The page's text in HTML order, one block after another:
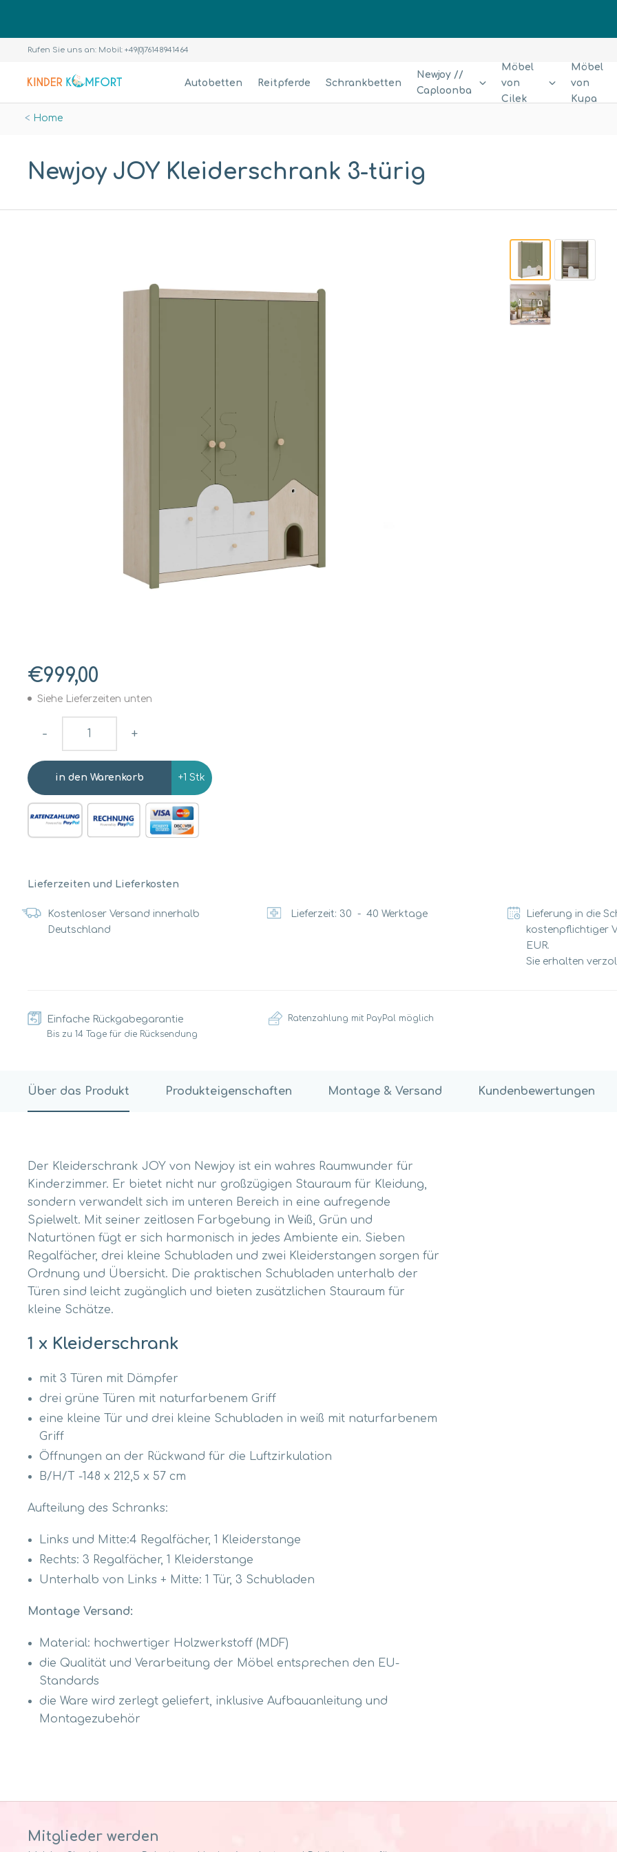
Rufen Sie uns an: Mobil: +49(0)76148941464
Autobetten Reitpferde Schrankbetten
Newjoy //
Caploonba
Möbel
von
Cilek
Möbel
von
Kupa
Home
Newjoy JOY Kleiderschrank 3-türig
€999,00
Siehe Lieferzeiten unten
- +
+1 Stk
Lieferzeiten und Lieferkosten
Kostenloser Versand innerhalb
Deutschland
Lieferzeit: 30 - 40 Werktage
Lieferung in die
kostenpflichtiger
EUR.
Sie erhalten
Einfache Rückgabegarantie
Bis zu 14 Tage für die Rücksendung
Ratenzahlung mit PayPal möglich
Über das Produkt
Der Kleiderschrank JOY von Newjoy ist ein wahres Raumwunder für
Kinderzimmer. Er bietet nicht nur großzügigen Stauraum für Kleidung,
sondern verwandelt sich im unteren Bereich in eine aufregende
Spielwelt. Mit seiner zeitlosen Farbgebung in Weiß, Grün und
Naturtönen fügt er sich harmonisch in jedes Ambiente ein. Sieben
Regalfächer, drei kleine Schubladen und zwei Kleiderstangen sorgen für
Ordnung und Übersicht. Die praktischen Schubladen unterhalb der
Türen sind leicht zugänglich und bieten zusätzlichen Stauraum für
kleine Schätze.
1 x Kleiderschrank
mit 3 Türen mit Dämpfer
drei grüne Türen mit naturfarbenem Griff
eine kleine Tür und drei kleine Schubladen in weiß mit naturfarbenem
Griff
Öffnungen an der Rückwand für die Luftzirkulation
B/H/T -148 x 212,5 x 57 cm
Aufteilung des Schranks:
Links und Mitte:4 Regalfächer, 1 Kleiderstange
Rechts: 3 Regalfächer, 1 Kleiderstange
Unterhalb von Links + Mitte: 1 Tür, 3 Schubladen
Montage Versand:
Material: hochwertiger Holzwerkstoff (MDF)
die Qualität und Verarbeitung der Möbel entsprechen den EU-
Standards
die Ware wird zerlegt geliefert, inklusive Aufbauanleitung und
Montagezubehör
Produkteigenschaften Montage & Versand Kundenbewertungen
Mitglieder werden